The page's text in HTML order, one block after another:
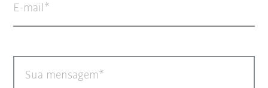
E-mail
Sua mensagem